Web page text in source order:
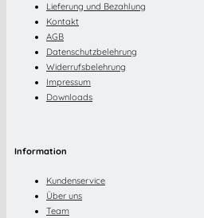
Lieferung und Bezahlung
Kontakt
AGB
Datenschutzbelehrung
Widerrufsbelehrung
Impressum
Downloads
Information
Kundenservice
Über uns
Team